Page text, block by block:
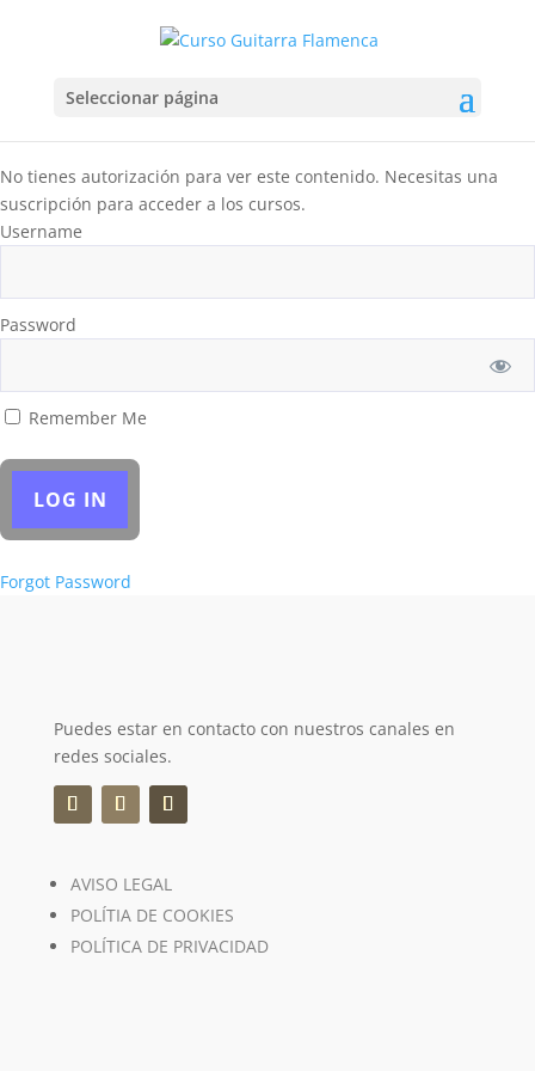
Seleccionar página
No tienes autorización para ver este contenido. Necesitas una
suscripción para acceder a los cursos.
Username
Password
Remember Me
Forgot Password
Puedes estar en contacto con nuestros canales en
redes sociales.
AVISO LEGAL
POLÍTIA DE COOKIES
POLÍTICA DE PRIVACIDAD